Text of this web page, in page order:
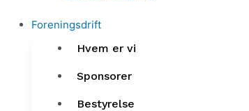
Foreningsdrift
Hvem er vi
Sponsorer
Bestyrelse